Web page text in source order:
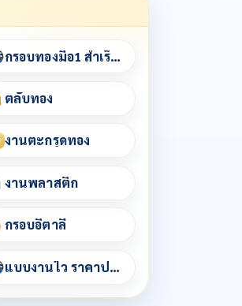
กรอบทองมือ1 สำเร็จรูป
ตลับทอง
งานตะกรุดทอง
งานพลาสติก
กรอบอิตาลี
แบบงานไว ราคาประหยัด